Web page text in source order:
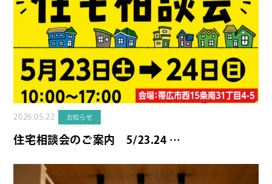
2026.05.22 お知らせ
住宅相談会のご案内 5/23.24 …